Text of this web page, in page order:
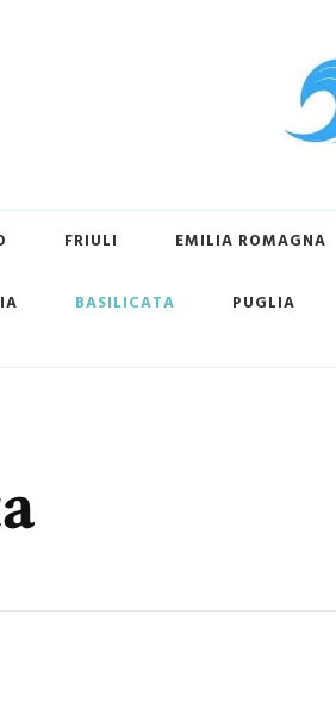
FRIULI EMILIA ROMAGNA
BASILICATA PUGLIA